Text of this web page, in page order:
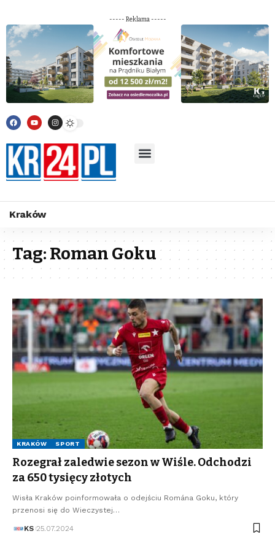
----- Reklama -----
Kraków
Tag:Roman Goku
KRAKÓW SPORT
Rozegrał zaledwie sezon w Wiśle. Odchodzi
za 650 tysięcy złotych
Wisła Kraków poinformowała o odejściu Romána Goku, który
przenosi się do Wieczystej…
KS 25.07.2024